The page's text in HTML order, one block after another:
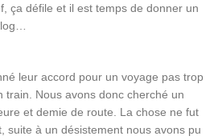
ça défile et il est temps de donner un
leur accord pour un voyage pas trop
train. Nous avons donc cherché un
et demie de route. La chose ne fut
suite à un désistement nous avons pu